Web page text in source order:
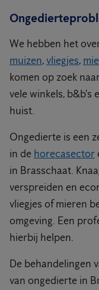
We hebben het
muizen,vliegjes,
komen op zoek
vele winkels, b&b's
huist.
Ongedierte is een
in de horecasector
in Brasschaat.
verspreiden en
vliegjes of mieren
omgeving. Een
hierbij helpen.
De behandelingen
van ongedierte in